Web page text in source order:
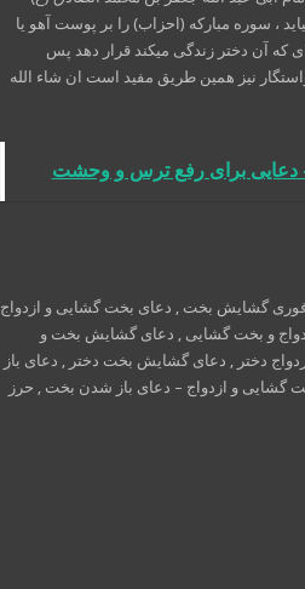
، سوره مبارکه (احزاب) را بر پوست آهو یا
که آن دختر زندگی میکند قرار دهد پس
نیز همین طریق مفید است ان شاء الله
دعایی برای رفع ترس و وحشت
گشایش بخت , دعای بخت گشایی و ازدواج
و بخت گشایی , دعای گشایش بخت و
دختر , دعای گشایش بخت دختر , دعای باز
و ازدواج – دعای باز شدن بخت , حرز